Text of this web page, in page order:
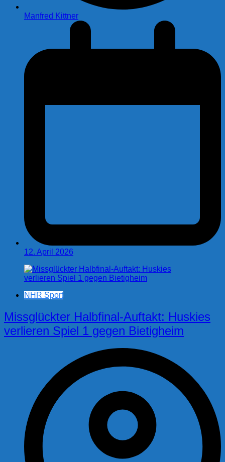
Manfred Kittner
12. April 2026
NHR Sport
Missglückter Halbfinal-Auftakt: Huskies
verlieren Spiel 1 gegen Bietigheim